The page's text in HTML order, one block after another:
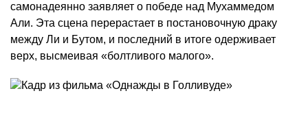
самонадеянно заявляет о победе над Мухаммедом
Али. Эта сцена перерастает в постановочную драку
между Ли и Бутом, и последний в итоге одерживает
верх, высмеивая «болтливого малого».